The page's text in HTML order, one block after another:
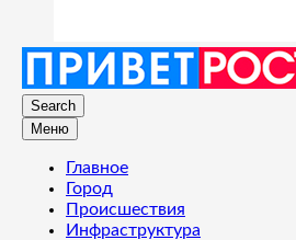
Search
Меню
Главное
Город
Происшествия
Инфраструктура